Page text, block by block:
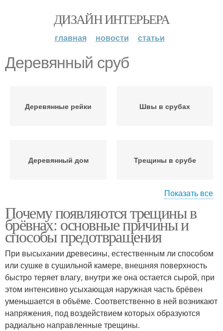
ДИЗАЙН ИНТЕРЬЕРА
главная новости статьи
Деревянный сруб
Деревянные рейки Швы в срубах
Деревянный дом Трещины в срубе
Трещина в срубе
Показать все
Почему появляются трещины в
брёвнах: основные причины и
способы предотвращения
При высыхании древесины, естественным ли способом
или сушке в сушильной камере, внешняя поверхность
быстро теряет влагу, внутри же она остается сырой, при
этом интенсивно усыхающая наружная часть брёвен
уменьшается в объёме. Соответственно в ней возникают
напряжения, под воздействием которых образуются
радиально направленные трещины.